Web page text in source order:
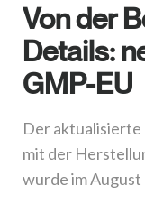
Von der
Details:
GMP-EU
Der aktualisierte
mit der
wurde im